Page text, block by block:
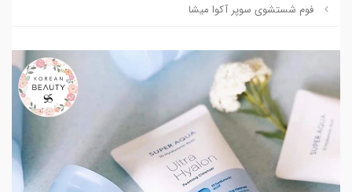
فوم شستشوی سوپر آکوا میشا